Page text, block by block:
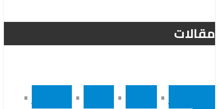
مقالات
•
•
•
•